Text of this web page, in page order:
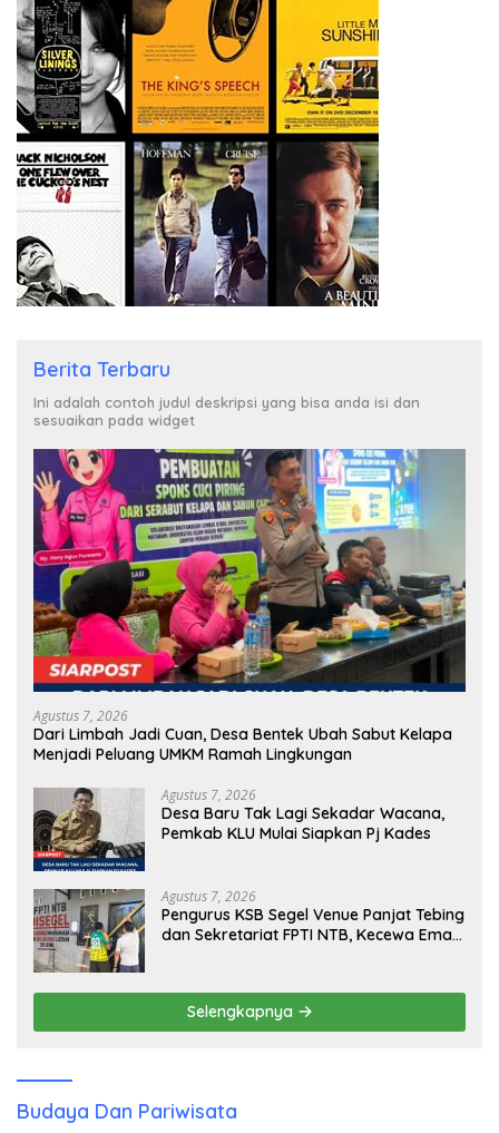
Berita Terbaru
Ini adalah contoh judul deskripsi yang bisa anda isi dan
sesuaikan pada widget
Agustus 7, 2026
Dari Limbah Jadi Cuan, Desa Bentek Ubah Sabut Kelapa
Menjadi Peluang UMKM Ramah Lingkungan
Agustus 7, 2026
Desa Baru Tak Lagi Sekadar Wacana,
Pemkab KLU Mulai Siapkan Pj Kades
Agustus 7, 2026
Pengurus KSB Segel Venue Panjat Tebing
dan Sekretariat FPTI NTB, Kecewa Emas
Selengkapnya
Budaya Dan Pariwisata